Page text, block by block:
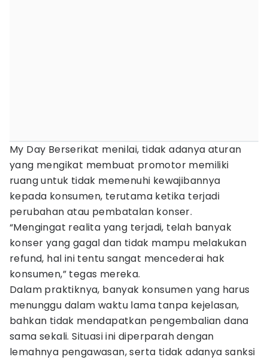
My Day Berserikat menilai, tidak adanya aturan
yang mengikat membuat promotor memiliki
ruang untuk tidak memenuhi kewajibannya
kepada konsumen, terutama ketika terjadi
perubahan atau pembatalan konser.
“Mengingat realita yang terjadi, telah banyak
konser yang gagal dan tidak mampu melakukan
refund, hal ini tentu sangat mencederai hak
konsumen,” tegas mereka.
Dalam praktiknya, banyak konsumen yang harus
menunggu dalam waktu lama tanpa kejelasan,
bahkan tidak mendapatkan pengembalian dana
sama sekali. Situasi ini diperparah dengan
lemahnya pengawasan, serta tidak adanya sanksi